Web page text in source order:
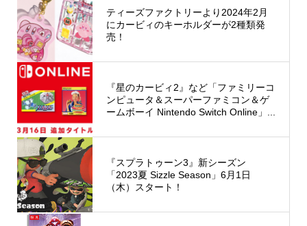
ティーズファクトリーより2024年2月
にカービィのキーホルダーが2種類発
売！
『星のカービィ2』など「ファミリーコ
ンピュータ＆スーパーファミコン＆ゲ
ームボーイ Nintendo Switch Online」...
『スプラトゥーン3』新シーズン
「2023夏 Sizzle Season」6月1日
（木）スタート！